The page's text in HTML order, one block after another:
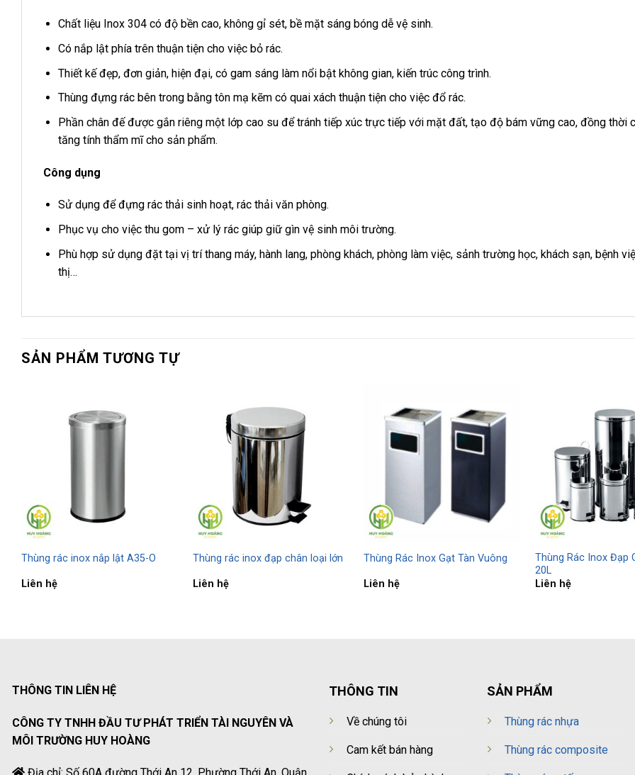
Chất liệu Inox 304 có độ bền cao, không gỉ sét, bề mặt sáng bóng dễ vệ sinh.
Có nắp lật phía trên thuận tiện cho việc bỏ rác.
Thiết kế đẹp, đơn giản, hiện đại, có gam sáng làm nổi bật không gian, kiến trúc công trình.
Thùng đựng rác bên trong bằng tôn mạ kẽm có quai xách thuận tiện cho việc đổ rác.
Phần chân đế được gắn riêng một lớp cao su để tránh tiếp xúc trực tiếp với mặt đất, tạo độ bám vững cao, đồng thời
tăng tính thẩm mĩ cho sản phẩm.
Công dụng
Sử dụng để đựng rác thải sinh hoạt, rác thải văn phòng.
Phục vụ cho việc thu gom – xử lý rác giúp giữ gìn vệ sinh môi trường.
Phù hợp sử dụng đặt tại vị trí thang máy, hành lang, phòng khách, phòng làm việc, sảnh trường học, khách sạn, bệnh
thị…
SẢN PHẨM TƯƠNG TỰ
Thùng rác inox nắp lật A35-O
Liên hệ
Thùng rác inox đạp chân loại lớn
Liên hệ
Thùng Rác Inox Gạt Tàn Vuông
Liên hệ
Thùng Rác Inox Đạp
20L
Liên hệ
THÔNG TIN LIÊN HỆ
CÔNG TY TNHH ĐẦU TƯ PHÁT TRIỂN TÀI NGUYÊN VÀ
MÔI TRƯỜNG HUY HOÀNG
THÔNG TIN
Về chúng tôi
Cam kết bán hàng
SẢN PHẨM
Thùng rác nhựa
Thùng rác composite